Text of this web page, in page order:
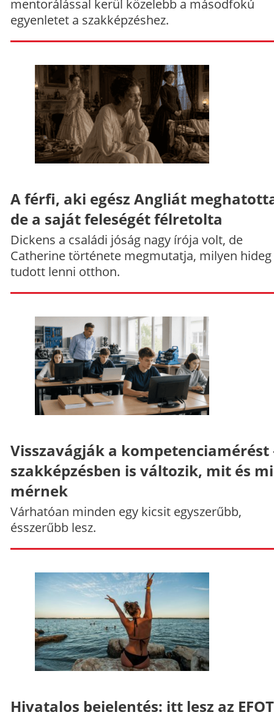
mentorálással kerül közelebb a másodfokú
egyenletet a szakképzéshez.
A férfi, aki egész Angliát
de a saját feleségét félretolta
Dickens a családi jóság nagy írója volt, de
Catherine története megmutatja, milyen hideg
tudott lenni otthon.
Visszavágják a kompetenciamérést
szakképzésben is változik, mit és
mérnek
Várhatóan minden egy kicsit egyszerűbb,
ésszerűbb lesz.
Hivatalos bejelentés: itt lesz az